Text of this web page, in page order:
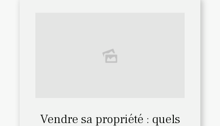
Vendre sa propriété : quels